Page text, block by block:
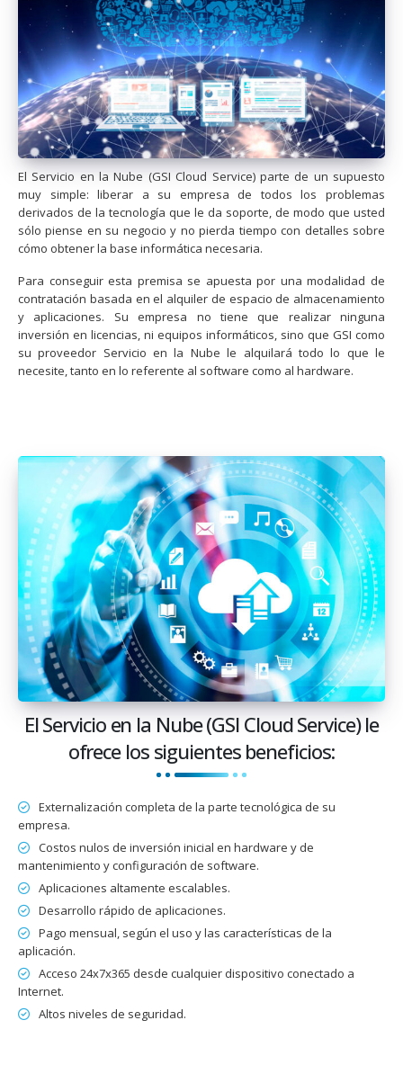
El Servicio en la Nube (GSI Cloud Service) parte de un supuesto
muy simple: liberar a su empresa de todos los problemas
derivados de la tecnología que le da soporte, de modo que usted
sólo piense en su negocio y no pierda tiempo con detalles sobre
cómo obtener la base informática necesaria.
Para conseguir esta premisa se apuesta por una modalidad de
contratación basada en el alquiler de espacio de almacenamiento
y aplicaciones. Su empresa no tiene que realizar ninguna
inversión en licencias, ni equipos informáticos, sino que GSI como
su proveedor Servicio en la Nube le alquilará todo lo que le
necesite, tanto en lo referente al software como al hardware.
El Servicio en la Nube (GSI Cloud Service) le
ofrece los siguientes beneficios:
Externalización completa de la parte tecnológica de su
empresa.
Costos nulos de inversión inicial en hardware y de
mantenimiento y configuración de software.
Aplicaciones altamente escalables.
Desarrollo rápido de aplicaciones.
Pago mensual, según el uso y las características de la
aplicación.
Acceso 24x7x365 desde cualquier dispositivo conectado a
Internet.
Altos niveles de seguridad.